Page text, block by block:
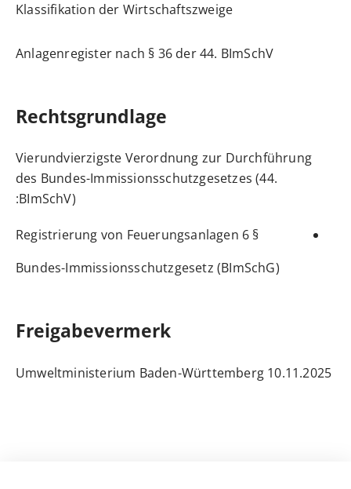
Klassifikation der Wirtschaftszweige
Anlagenregister nach § 36 der 44. BImSchV
Rechtsgrundlage
Vierundvierzigste Verordnung zur Durchführung
des Bundes-Immissionsschutzgesetzes (44.
BImSchV):
§ 6 Registrierung von Feuerungsanlagen
Bundes-Immissionsschutzgesetz (BImSchG)
Freigabevermerk
10.11.2025 Umweltministerium Baden-Württemberg